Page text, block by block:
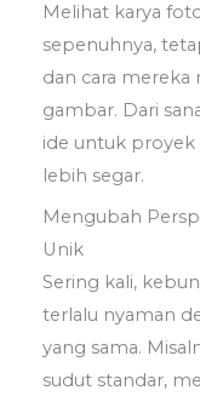
Melihat karya
sepenuhnya,
dan cara
gambar. Dari
ide untuk
lebih segar.
Mengubah
Unik
Sering kali,
terlalu nyaman
yang sama.
sudut standar,